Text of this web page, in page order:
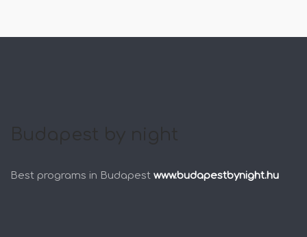
Best programs in Budapest www.budapestbynight.hu